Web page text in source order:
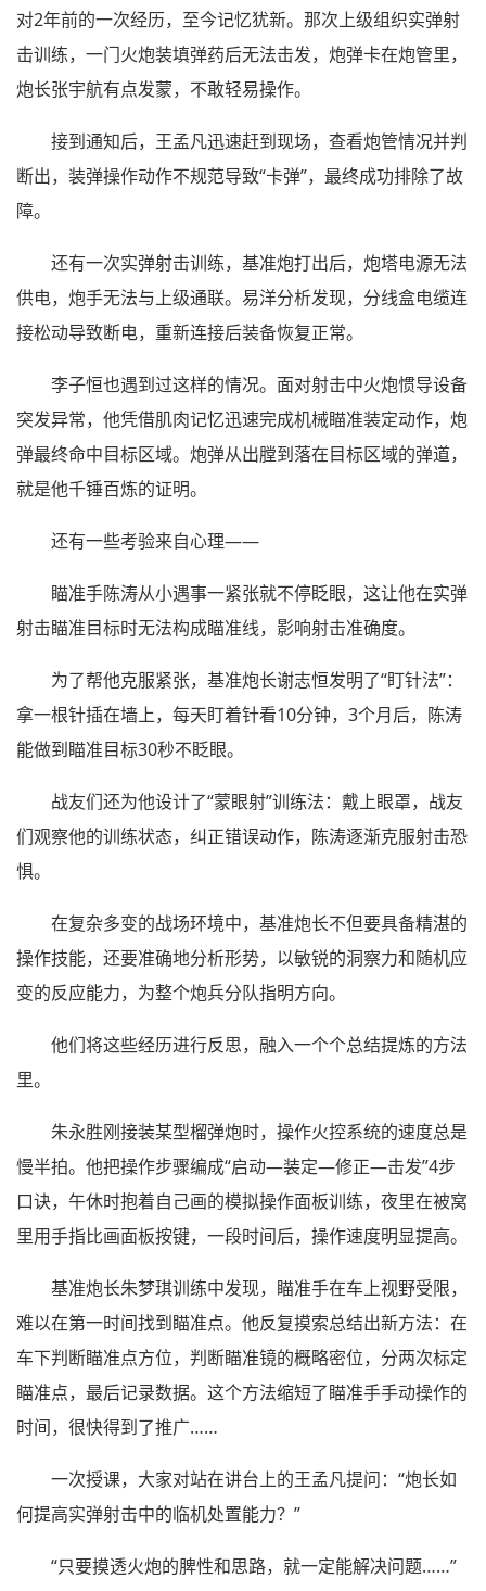
对2年前的一次经历，至今记忆犹新。那次上级组织实弹射
击训练，一门火炮装填弹药后无法击发，炮弹卡在炮管里，
炮长张宇航有点发蒙，不敢轻易操作。
接到通知后，王孟凡迅速赶到现场，查看炮管情况并判
断出，装弹操作动作不规范导致“卡弹”，最终成功排除了故
障。
还有一次实弹射击训练，基准炮打出后，炮塔电源无法
供电，炮手无法与上级通联。易洋分析发现，分线盒电缆连
接松动导致断电，重新连接后装备恢复正常。
李子恒也遇到过这样的情况。面对射击中火炮惯导设备
突发异常，他凭借肌肉记忆迅速完成机械瞄准装定动作，炮
弹最终命中目标区域。炮弹从出膛到落在目标区域的弹道，
就是他千锤百炼的证明。
还有一些考验来自心理——
瞄准手陈涛从小遇事一紧张就不停眨眼，这让他在实弹
射击瞄准目标时无法构成瞄准线，影响射击准确度。
为了帮他克服紧张，基准炮长谢志恒发明了“盯针法”：
拿一根针插在墙上，每天盯着针看10分钟，3个月后，陈涛
能做到瞄准目标30秒不眨眼。
战友们还为他设计了“蒙眼射”训练法：戴上眼罩，战友
们观察他的训练状态，纠正错误动作，陈涛逐渐克服射击恐
惧。
在复杂多变的战场环境中，基准炮长不但要具备精湛的
操作技能，还要准确地分析形势，以敏锐的洞察力和随机应
变的反应能力，为整个炮兵分队指明方向。
他们将这些经历进行反思，融入一个个总结提炼的方法
里。
朱永胜刚接装某型榴弹炮时，操作火控系统的速度总是
慢半拍。他把操作步骤编成“启动—装定—修正—击发”4步
口诀，午休时抱着自己画的模拟操作面板训练，夜里在被窝
里用手指比画面板按键，一段时间后，操作速度明显提高。
基准炮长朱梦琪训练中发现，瞄准手在车上视野受限，
难以在第一时间找到瞄准点。他反复摸索总结出新方法：在
车下判断瞄准点方位，判断瞄准镜的概略密位，分两次标定
瞄准点，最后记录数据。这个方法缩短了瞄准手手动操作的
时间，很快得到了推广……
一次授课，大家对站在讲台上的王孟凡提问：“炮长如
何提高实弹射击中的临机处置能力？”
“只要摸透火炮的脾性和思路，就一定能解决问题……”